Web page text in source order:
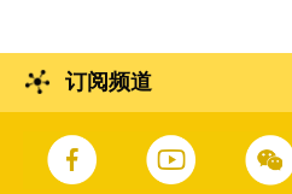
订阅频道